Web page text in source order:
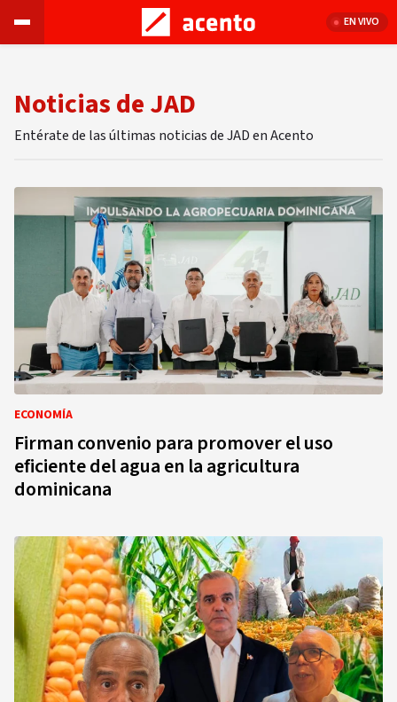
EN VIVO
Noticias de JAD
Entérate de las últimas noticias de JAD en Acento
ECONOMÍA
Firman convenio para promover el uso
eficiente del agua en la agricultura
dominicana